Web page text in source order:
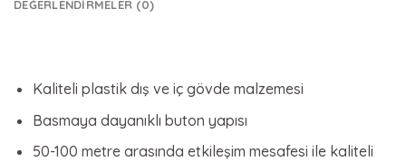
DEĞERLENDIRMELER (0)
Kaliteli plastik dış ve iç gövde malzemesi
Basmaya dayanıklı buton yapısı
50-100 metre arasında etkileşim mesafesi ile kaliteli